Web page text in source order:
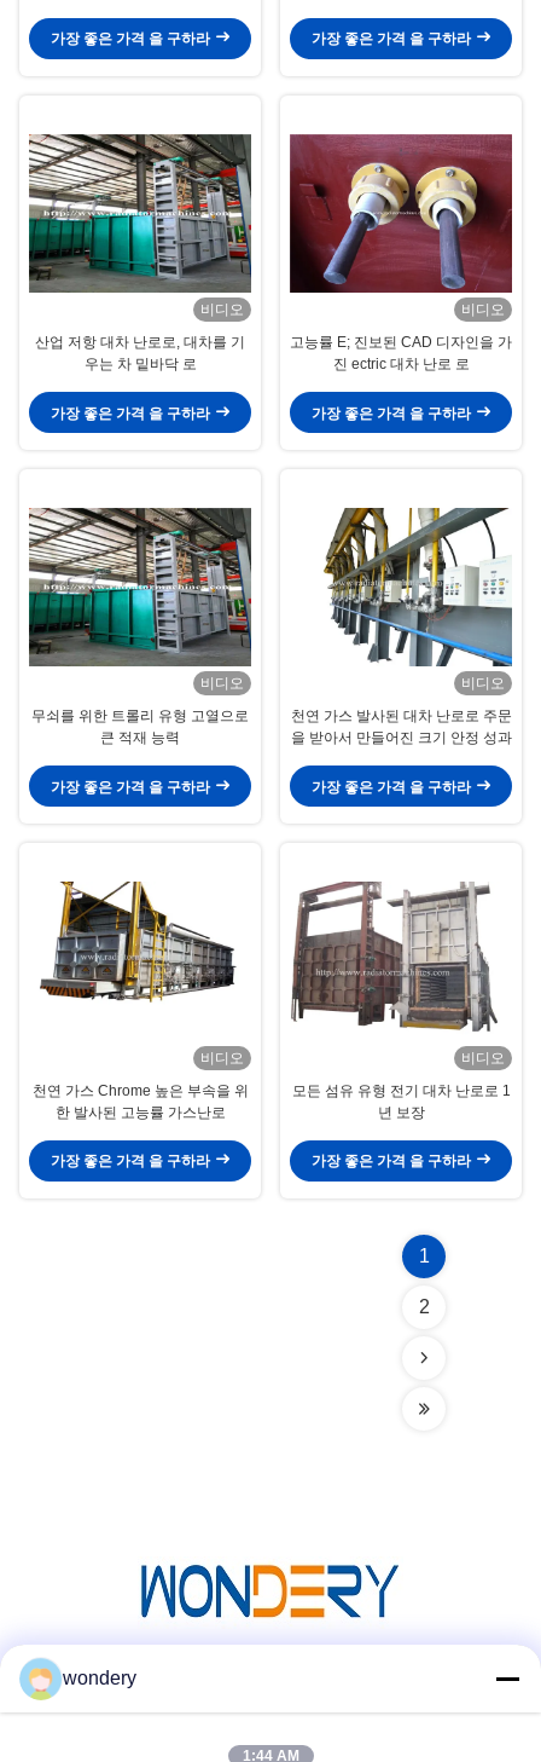
가장 좋은 가격 을 구하라
가장 좋은 가격 을 구하라
비디오
산업 저항 대차 난로로, 대차를 기
우는 차 밑바닥 로
가장 좋은 가격 을 구하라
비디오
고능률 E; 진보된 CAD 디자인을 가
진 ectric 대차 난로 로
가장 좋은 가격 을 구하라
비디오
무쇠를 위한 트롤리 유형 고열으로
큰 적재 능력
가장 좋은 가격 을 구하라
비디오
천연 가스 발사된 대차 난로로 주문
을 받아서 만들어진 크기 안정 성과
가장 좋은 가격 을 구하라
비디오
천연 가스 Chrome 높은 부속을 위
한 발사된 고능률 가스난로
가장 좋은 가격 을 구하라
비디오
모든 섬유 유형 전기 대차 난로로 1
년 보장
가장 좋은 가격 을 구하라
1
2
wondery
1:44 AM